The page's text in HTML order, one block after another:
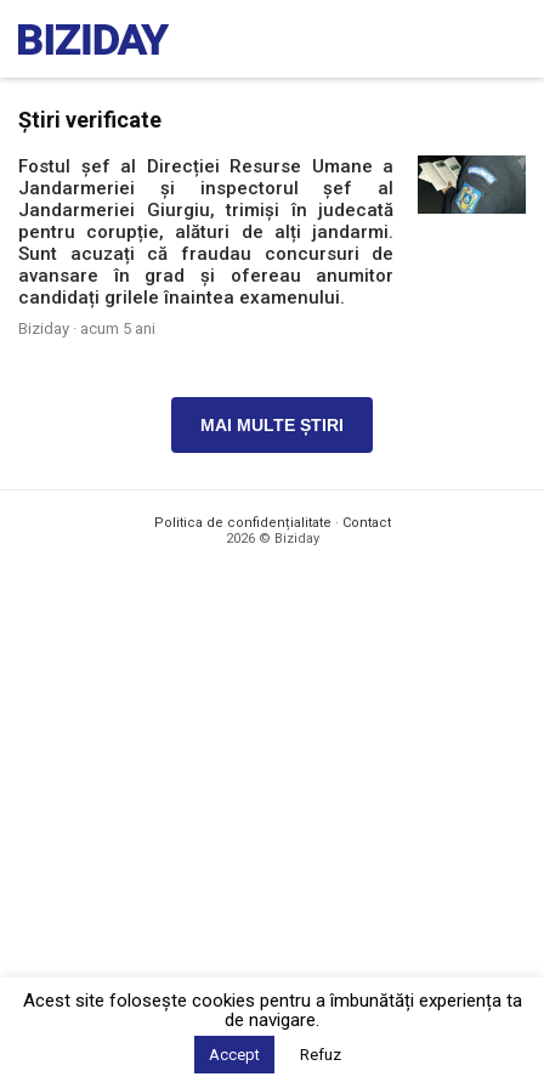
Știri verificate
Fostul șef al Direcției Resurse Umane a
Jandarmeriei și inspectorul șef al
Jandarmeriei Giurgiu, trimiși în judecată
pentru corupție, alături de alți jandarmi.
Sunt acuzați că fraudau concursuri de
avansare în grad și ofereau anumitor
candidați grilele înaintea examenului.
Biziday · acum 5 ani
MAI MULTE ȘTIRI
Politica de confidențialitate · Contact
2026 © Biziday
Acest site foloseşte cookies pentru a îmbunătăți experiența ta
de navigare.
Accept Refuz